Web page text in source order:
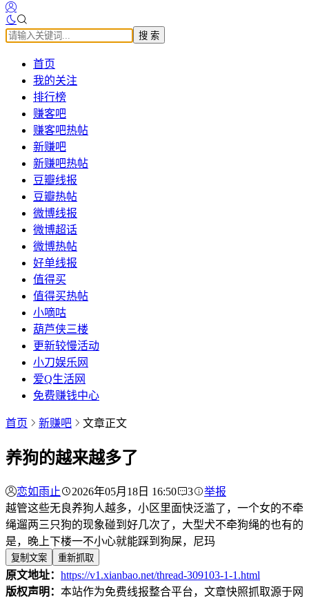
搜 索
首页
我的关注
排行榜
赚客吧
赚客吧热帖
新赚吧
新赚吧热帖
豆瓣线报
豆瓣热帖
微博线报
微博超话
微博热帖
好单线报
值得买
值得买热帖
小嘀咕
葫芦侠三楼
更新较慢活动
小刀娱乐网
爱Q生活网
免费赚钱中心
首页 新赚吧 文章正文
养狗的越来越多了
恋如雨止 2026年05月18日 16:50 3
举报
越管这些无良养狗人越多，小区里面快泛滥了，一个女的不牵
绳遛两三只狗的现象碰到好几次了，大型犬不牵狗绳的也有的
是，晚上下楼一不小心就能踩到狗屎，尼玛
复制文案 重新抓取
原文地址： https://v1.xianbao.net/thread-309103-1-1.html
版权声明： 本站作为免费线报整合平台，文章快照抓取源于网